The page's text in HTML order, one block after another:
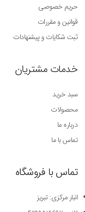
حریم خصوصی
قوانین و مقررات
ثبت شکایات و پیشنهادات
خدمات مشتریان
سبد خرید
محصولات
درباره ما
تماس با ما
تماس با فروشگاه
انبار مرکزی: تبریز